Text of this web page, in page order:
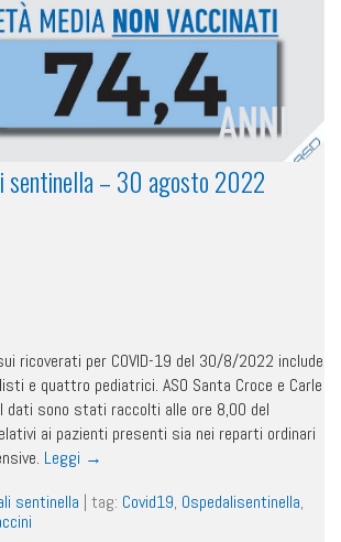
sentinella – 30 agosto 2022
ricoverati per COVID-19 del 30/8/2022 include
e quattro pediatrici. ASO Santa Croce e Carle
dati sono stati raccolti alle ore 8,00 del
ai pazienti presenti sia nei reparti ordinari
Leggi →
sentinella | tag: Covid19, Ospedalisentinella,